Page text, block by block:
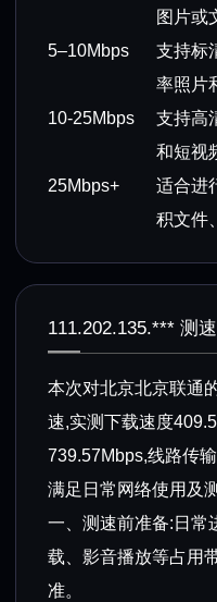
图片或
5–10Mbps
支持标
率照片
10-25Mbps
支持高
和短视
25Mbps+
适合进
积文件
111.202.135.*** 测
本次对北京北京联通
速,实测下载速度
739.57Mbps,线路传
满足日常网络使用及
一、测速前准备:日常
载、影音播放等占用
准。